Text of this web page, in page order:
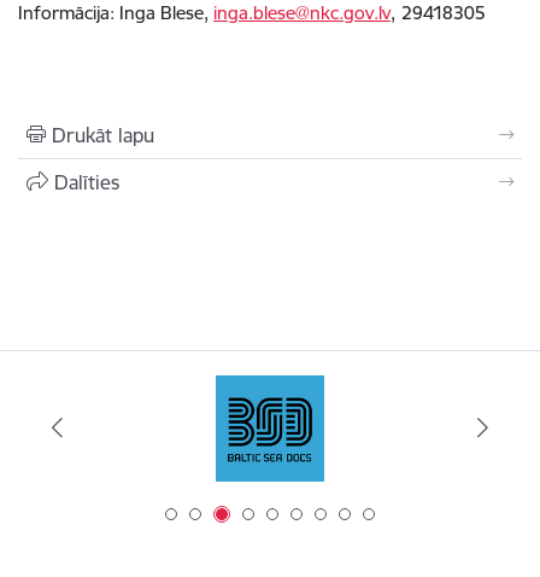
Informācija: Inga Blese, inga.blese@nkc.gov.lv, 29418305
Drukāt lapu
Dalīties